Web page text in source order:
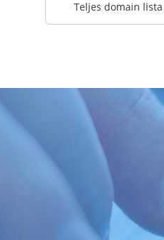
Teljes domain lista